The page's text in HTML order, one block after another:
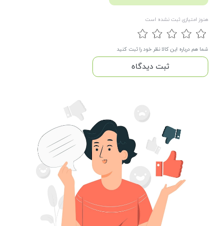
هنوز امتیازی ثبت نشده است
شما هم درباره این کالا نظر خود را ثبت کنید
ثبت دیدگاه